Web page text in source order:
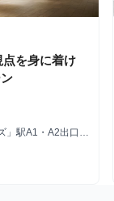
点を身に着け
」駅A1・A2出口徒